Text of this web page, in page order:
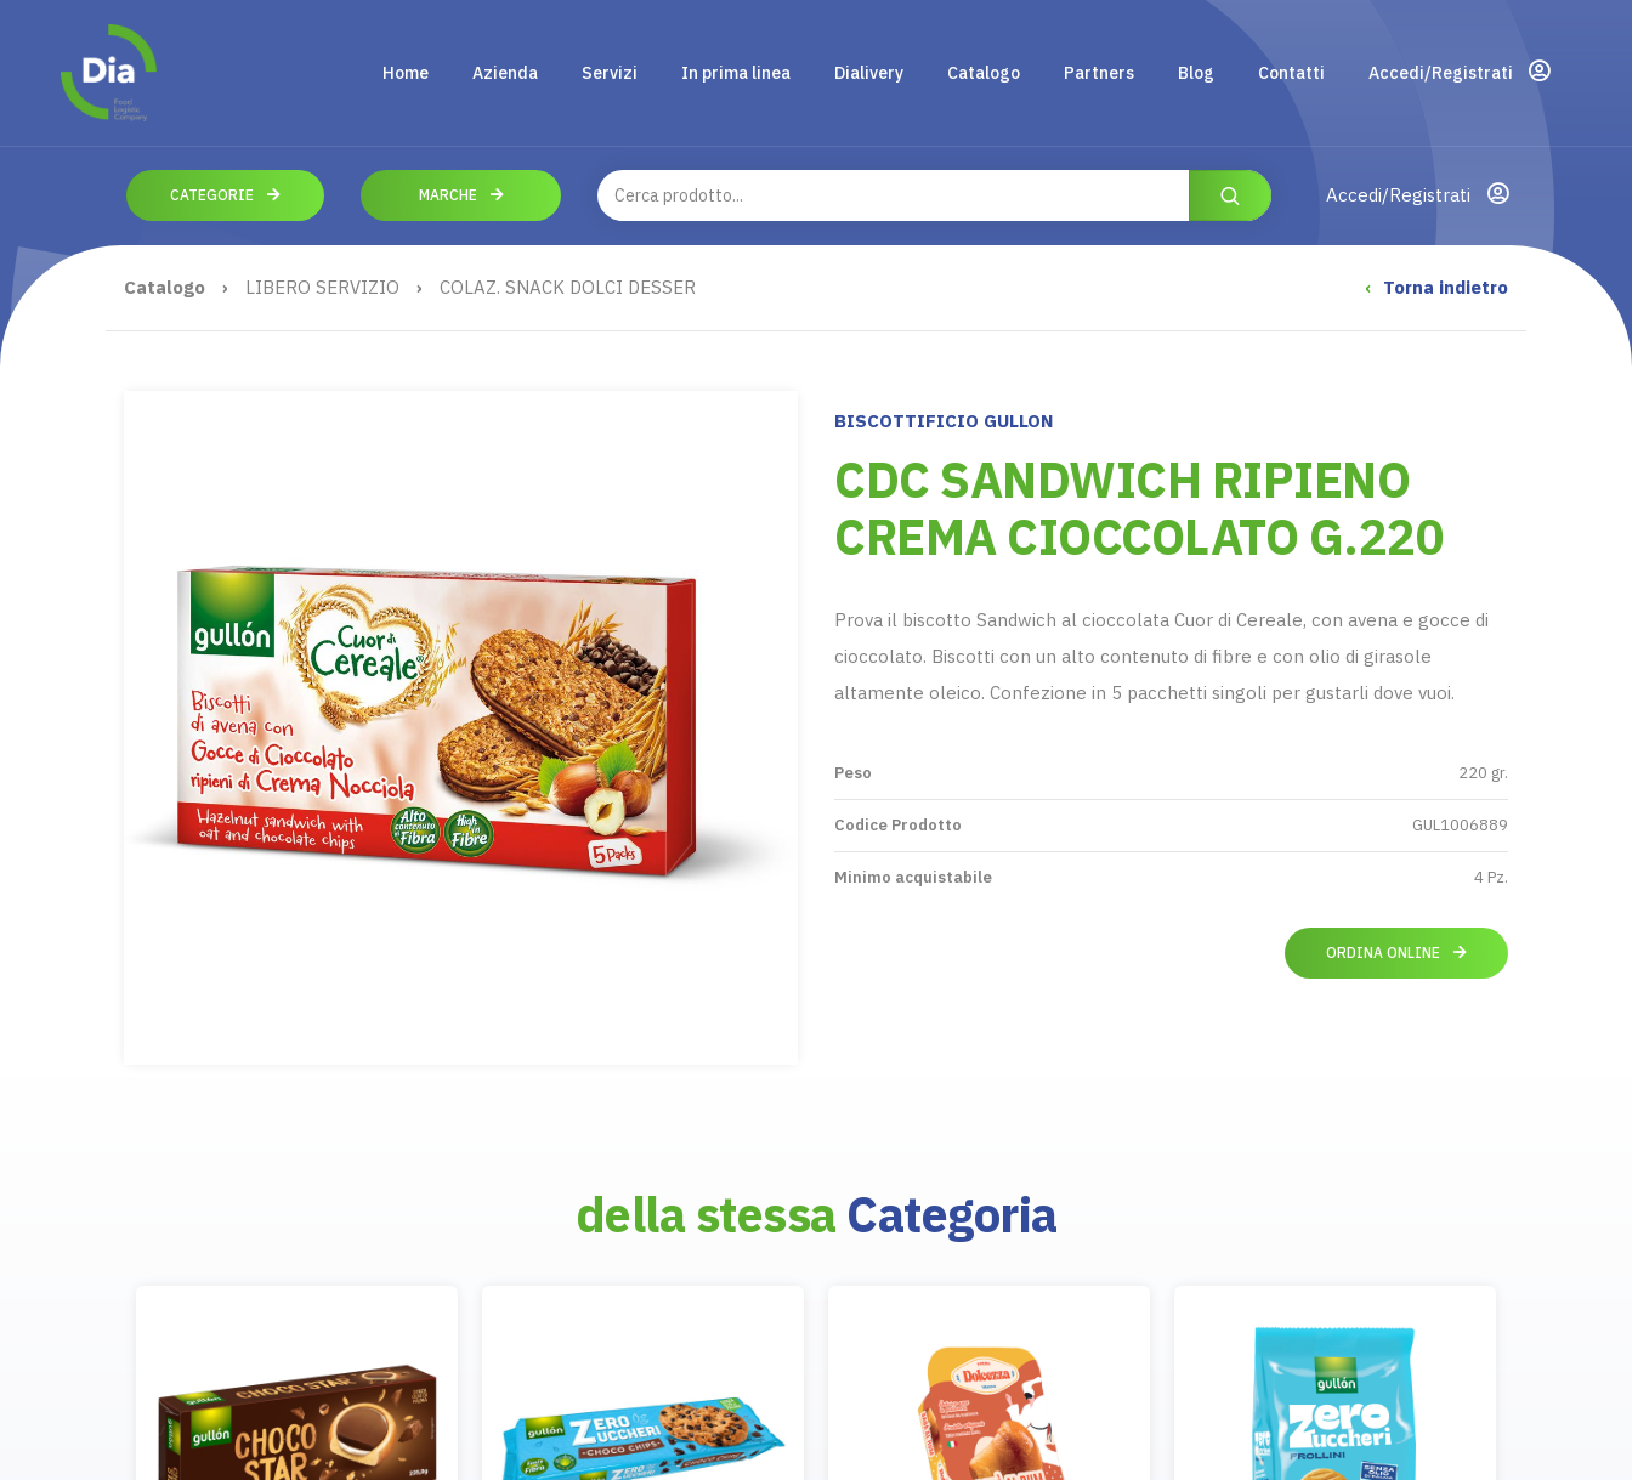
Home Azienda Servizi In prima linea Dialivery Catalogo Partners Blog Contatti Accedi/Registrati
CATEGORIE MARCHE Accedi/Registrati
Catalogo › LIBERO SERVIZIO › COLAZ. SNACK DOLCI DESSER ‹ Torna indietro
BISCOTTIFICIO GULLON
CDC SANDWICH RIPIENO
CREMA CIOCCOLATO G.220
Prova il biscotto Sandwich al cioccolata Cuor di Cereale, con avena e gocce di
cioccolato. Biscotti con un alto contenuto di fibre e con olio di girasole
altamente oleico. Confezione in 5 pacchetti singoli per gustarli dove vuoi.
Peso 220 gr.
Codice Prodotto GUL1006889
Minimo acquistabile 4 Pz.
ORDINA ONLINE
della stessa Categoria